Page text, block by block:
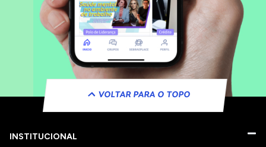
VOLTAR PARA O TOPO
INSTITUCIONAL